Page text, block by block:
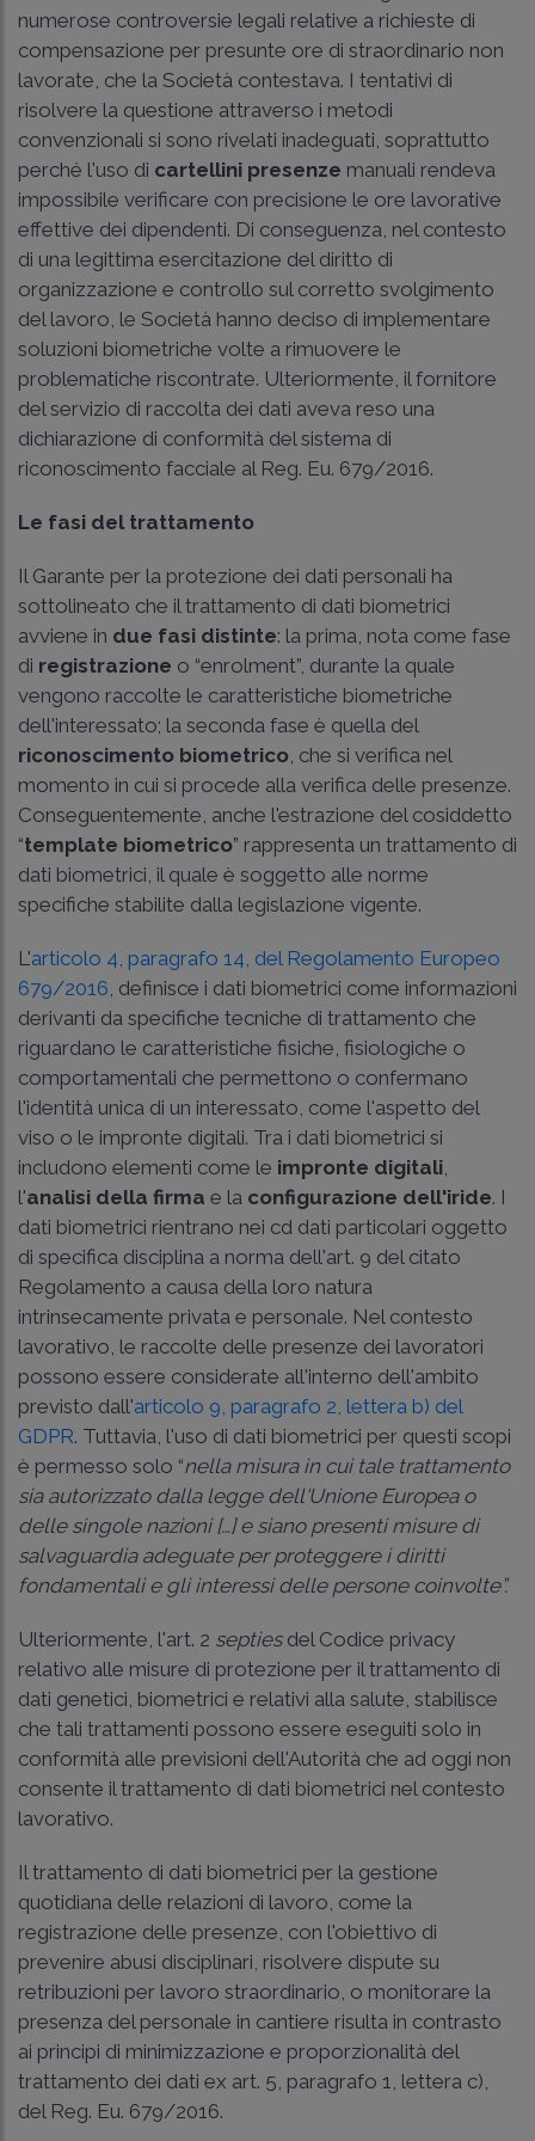
numerose controversie legali relative a richieste di
compensazione per presunte ore di straordinario non
lavorate, che la Società contestava. I tentativi di
risolvere la questione attraverso i metodi
convenzionali si sono rivelati inadeguati, soprattutto
perché l'uso di cartellini presenze manuali rendeva
impossibile verificare con precisione le ore lavorative
effettive dei dipendenti. Di conseguenza, nel contesto
di una legittima esercitazione del diritto di
organizzazione e controllo sul corretto svolgimento
del lavoro, le Società hanno deciso di implementare
soluzioni biometriche volte a rimuovere le
problematiche riscontrate. Ulteriormente, il fornitore
del servizio di raccolta dei dati aveva reso una
dichiarazione di conformità del sistema di
riconoscimento facciale al Reg. Eu. 679/2016.
Le fasi del trattamento
Il Garante per la protezione dei dati personali ha
sottolineato che il trattamento di dati biometrici
avviene in due fasi distinte: la prima, nota come fase
di registrazione o “enrolment”, durante la quale
vengono raccolte le caratteristiche biometriche
dell'interessato; la seconda fase è quella del
riconoscimento biometrico , che si verifica nel
momento in cui si procede alla verifica delle presenze.
Conseguentemente, anche l'estrazione del cosiddetto
“template biometrico” rappresenta un trattamento di
dati biometrici, il quale è soggetto alle norme
specifiche stabilite dalla legislazione vigente.
L'articolo 4, paragrafo 14, del Regolamento Europeo
679/2016 , definisce i dati biometrici come informazioni
derivanti da specifiche tecniche di trattamento che
riguardano le caratteristiche fisiche, fisiologiche o
comportamentali che permettono o confermano
l'identità unica di un interessato, come l'aspetto del
viso o le impronte digitali. Tra i dati biometrici si
includono elementi come le impronte digitali
l'analisi della firma e la configurazione dell'iride. I
dati biometrici rientrano nei cd dati particolari oggetto
di specifica disciplina a norma dell'art. 9 del citato
Regolamento a causa della loro natura
intrinsecamente privata e personale. Nel contesto
lavorativo, le raccolte delle presenze dei lavoratori
possono essere considerate all'interno dell'ambito
previsto dall'articolo 9, paragrafo 2, lettera b) del
GDPR. Tuttavia, l'uso di dati biometrici per questi scopi
è permesso solo “nella misura in cui tale trattamento
sia autorizzato dalla legge dell'Unione Europea o
delle singole nazioni […] e siano presenti misure di
salvaguardia adeguate per proteggere i diritti
fondamentali e gli interessi delle persone coinvolte”.
Ulteriormente, l'art. 2 septiesdel Codice privacy
relativo alle misure di protezione per il trattamento di
dati genetici, biometrici e relativi alla salute, stabilisce
che tali trattamenti possono essere eseguiti solo in
conformità alle previsioni dell'Autorità che ad oggi non
consente il trattamento di dati biometrici nel contesto
lavorativo.
Il trattamento di dati biometrici per la gestione
quotidiana delle relazioni di lavoro, come la
registrazione delle presenze, con l'obiettivo di
prevenire abusi disciplinari, risolvere dispute su
retribuzioni per lavoro straordinario, o monitorare la
presenza del personale in cantiere risulta in contrasto
ai principi di minimizzazione e proporzionalità del
trattamento dei dati ex art. 5, paragrafo 1, lettera c),
del Reg. Eu. 679/2016.